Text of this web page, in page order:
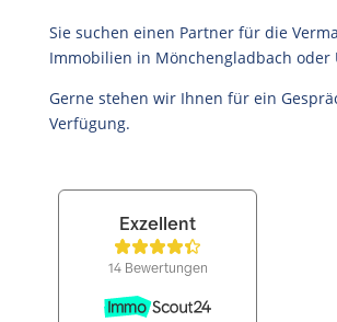
Sie suchen einen Partner für die
Immobilien in Mönchengladbach oder
Gerne stehen wir Ihnen für ein
Verfügung.